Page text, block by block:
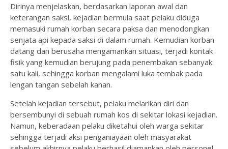
‎Dirinya menjelaskan, berdasarkan laporan awal dan
keterangan saksi, kejadian bermula saat pelaku diduga
memasuki rumah korban secara paksa dan menodongkan
senjata api kepada saksi di dalam rumah. Kemudian korban
datang dan berusaha mengamankan situasi, terjadi kontak
fisik yang kemudian berujung pada penembakan sebanyak
satu kali, sehingga korban mengalami luka tembak pada
lengan tangan sebelah kanan.
‎Setelah kejadian tersebut, pelaku melarikan diri dan
bersembunyi di sebuah rumah kos di sekitar lokasi kejadian.
Namun, keberadaan pelaku diketahui oleh warga sekitar
sehingga terjadi aksi penganiayaan oleh masyarakat